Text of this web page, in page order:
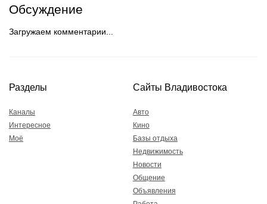
Обсуждение
Загружаем комментарии...
Разделы
Каналы
Интересное
Моё
Сайты Владивостока
Авто
Кино
Базы отдыха
Недвижимость
Новости
Общение
Объявления